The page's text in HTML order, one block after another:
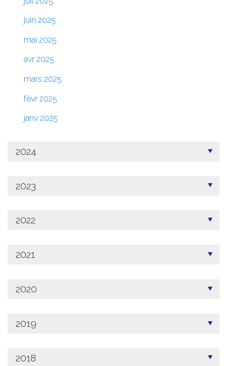
juin 2025
mai 2025
avr 2025
mars 2025
févr 2025
janv 2025
2024
2023
2022
2021
2020
2019
2018